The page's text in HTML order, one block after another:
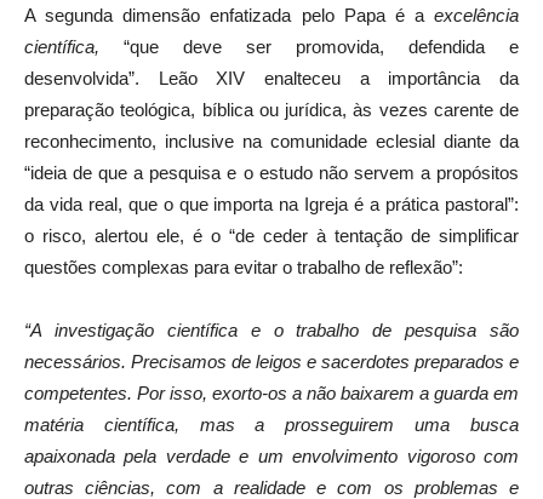
A segunda dimensão enfatizada pelo Papa é a excelência
científica, “que deve ser promovida, defendida e
desenvolvida”. Leão XIV enalteceu a importância da
preparação teológica, bíblica ou jurídica, às vezes carente de
reconhecimento, inclusive na comunidade eclesial diante da
“ideia de que a pesquisa e o estudo não servem a propósitos
da vida real, que o que importa na Igreja é a prática pastoral”:
o risco, alertou ele, é o “de ceder à tentação de simplificar
questões complexas para evitar o trabalho de reflexão”:
“A investigação científica e o trabalho de pesquisa são
necessários. Precisamos de leigos e sacerdotes preparados e
competentes. Por isso, exorto-os a não baixarem a guarda em
matéria científica, mas a prosseguirem uma busca
apaixonada pela verdade e um envolvimento vigoroso com
outras ciências, com a realidade e com os problemas e